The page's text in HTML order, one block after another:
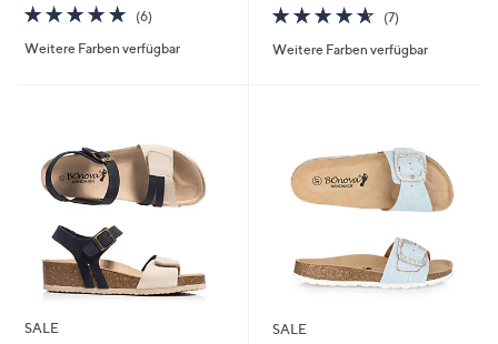
4.7
von
5
(6)6
Weitere Farben verfügbar
4.6
von
5
(7)7
Weitere Farben verfügbar
SALE
SALE